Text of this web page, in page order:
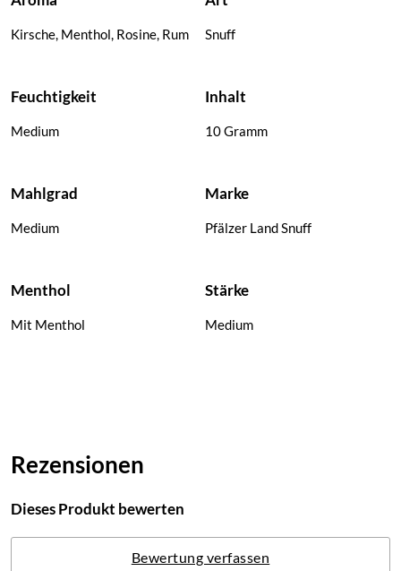
Kirsche, Menthol, Rosine, Rum Snuff
Feuchtigkeit
Medium
Inhalt
10 Gramm
Mahlgrad
Medium
Marke
Pfälzer Land Snuff
Menthol
Mit Menthol
Stärke
Medium
Rezensionen
Dieses Produkt bewerten
Bewertung verfassen